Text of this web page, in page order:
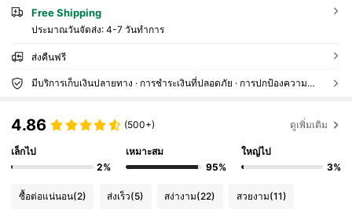
Free Shipping
ประมาณวันจัดส่ง: 4-7 วันทำการ
ส่งคืนฟรี
มีบริการเก็บเงินปลายทาง · การชำระเงินที่ปลอดภัย · การปกป้องความเป็นส่วนตัว
4.86 (500+) ดูเพิ่มเติม
เล็กไป
2%
เหมาะสม
95%
ใหญ่ไป
3%
ซื้อต่อแน่นอน(2) ส่งเร็ว(5) สง่างาม(22) สวยงาม(11)